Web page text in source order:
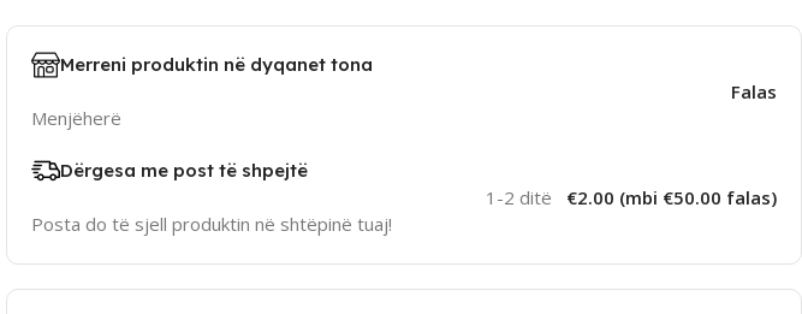
Merreni produktin në dyqanet tona
Menjëherë
Falas
Dërgesa me post të shpejtë
Posta do të sjell produktin në shtëpinë tuaj!
1-2 ditë €2.00 (mbi €50.00 falas)